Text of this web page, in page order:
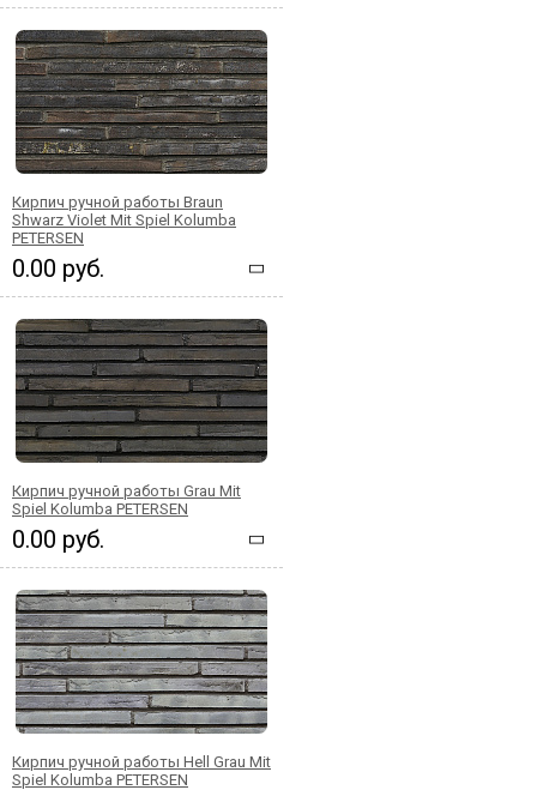
Кирпич ручной работы Braun
Shwarz Violet Mit Spiel Kolumba
PETERSEN
0.00 руб.
Кирпич ручной работы Grau Mit
Spiel Kolumba PETERSEN
0.00 руб.
Кирпич ручной работы Hell Grau Mit
Spiel Kolumba PETERSEN